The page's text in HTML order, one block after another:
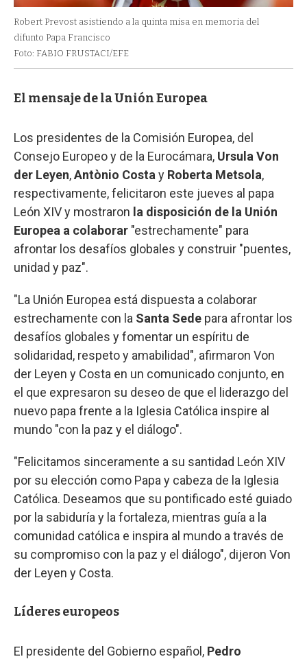
Robert Prevost asistiendo a la quinta misa en memoria del
difunto Papa Francisco
Foto: FABIO FRUSTACI/EFE
El mensaje de la Unión Europea
Los presidentes de la Comisión Europea, del
Consejo Europeo y de la Eurocámara, Ursula Von
der Leyen,Antònio Costa y Roberta Metsola,
respectivamente, felicitaron este jueves al papa
León XIV y mostraron la disposición de la Unión
Europea a colaborar "estrechamente" para
afrontar los desafíos globales y construir "puentes,
unidad y paz".
"La Unión Europea está dispuesta a colaborar
estrechamente con la Santa Sede para afrontar los
desafíos globales y fomentar un espíritu de
solidaridad, respeto y amabilidad", afirmaron Von
der Leyen y Costa en un comunicado conjunto, en
el que expresaron su deseo de que el liderazgo del
nuevo papa frente a la Iglesia Católica inspire al
mundo "con la paz y el diálogo".
"Felicitamos sinceramente a su santidad León XIV
por su elección como Papa y cabeza de la Iglesia
Católica. Deseamos que su pontificado esté guiado
por la sabiduría y la fortaleza, mientras guía a la
comunidad católica e inspira al mundo a través de
su compromiso con la paz y el diálogo", dijeron Von
der Leyen y Costa.
Líderes europeos
El presidente del Gobierno español, Pedro